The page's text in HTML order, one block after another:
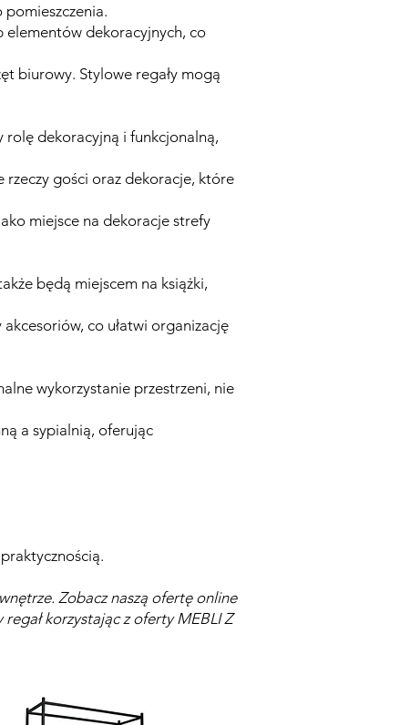
elementów dekoracyjnych, co
biurowy. Stylowe regały mogą
rolę dekoracyjną i funkcjonalną,
gości oraz dekoracje, które
miejsce na dekoracje strefy
będą miejscem na książki,
co ułatwi organizację
wykorzystanie przestrzeni, nie
a sypialnią, oferując
Zobacz naszą ofertę online
korzystając z oferty MEBLI Z